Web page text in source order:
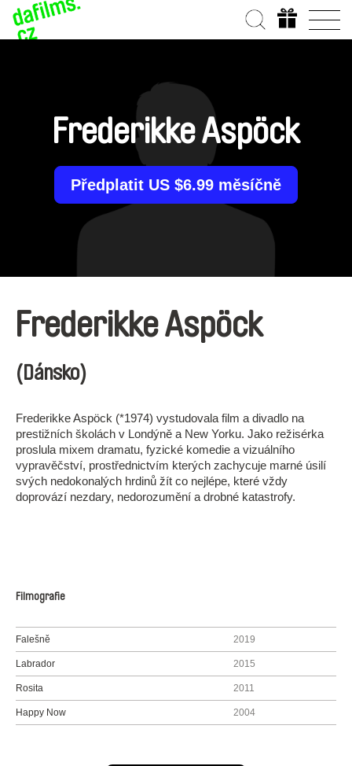
Frederikke Aspöck
Předplatit US $6.99 měsíčně
Frederikke Aspöck
(Dánsko)
Frederikke Aspöck (*1974) vystudovala film a divadlo na
prestižních školách v Londýně a New Yorku. Jako režisérka
proslula mixem dramatu, fyzické komedie a vizuálního
vypravěčství, prostřednictvím kterých zachycuje marné úsilí
svých nedokonalých hrdinů žít co nejlépe, které vždy
doprovází nezdary, nedorozumění a drobné katastrofy.
Filmografie
Falešně 2019
Labrador 2015
Rosita 2011
Happy Now 2004